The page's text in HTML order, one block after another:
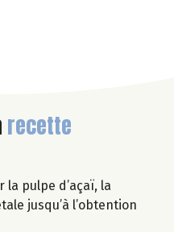
recette
la pulpe d’açaï, la
jusqu’à l’obtention